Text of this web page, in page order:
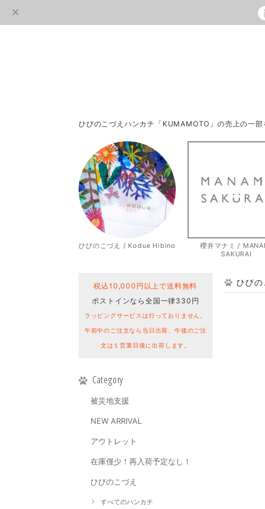
ひびのこづえハンカチ「KUMAMOTO」の売上の一
ひびのこづえ / Kodue Hibino
櫻井マナミ /
SAKURAI
税込10,000円以上で送料無料
ポストインなら全国一律330円
ラッピングサービスは行っておりません。
午前中のご注文なら当日出荷、午後のご注
文は１営業日後に出荷します。
Category
被災地支援
NEW ARRIVAL
アウトレット
在庫僅少！再入荷予定なし！
ひびのこづえ
すべてのハンカチ
ひび